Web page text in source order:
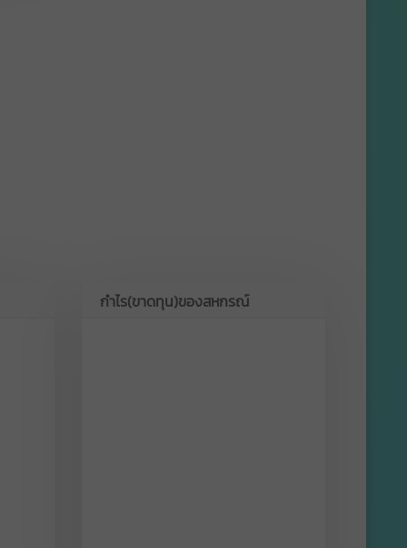
กำไร(ขาดทุน)ของสหกรณ์